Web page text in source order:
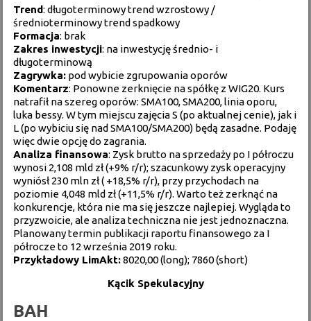
Trend: długoterminowy trend wzrostowy /
średnioterminowy trend spadkowy
Formacja: brak
Zakres inwestycji: na inwestycję średnio- i
długoterminową
Zagrywka: pod wybicie zgrupowania oporów
Komentarz: Ponowne zerknięcie na spółkę z WIG20. Kurs
natrafił na szereg oporów: SMA100, SMA200, linia oporu,
luka bessy. W tym miejscu zajęcia S (po aktualnej cenie), jak i
L (po wybiciu się nad SMA100/SMA200) będą zasadne. Podaję
więc dwie opcję do zagrania.
Analiza finansowa: Zysk brutto na sprzedaży po I półroczu
wynosi 2,108 mld zł (+9% r/r); szacunkowy zysk operacyjny
wyniósł 230 mln zł ( +18,5% r/r), przy przychodach na
poziomie 4,048 mld zł (+11,5% r/r). Warto też zerknąć na
konkurencje, która nie ma się jeszcze najlepiej. Wygląda to
przyzwoicie, ale analiza techniczna nie jest jednoznaczna.
Planowany termin publikacji raportu finansowego za I
półrocze to 12 września 2019 roku.
Przykładowy LimAkt:8020,00 (long); 7860 (short)
Kącik Spekulacyjny
BAH